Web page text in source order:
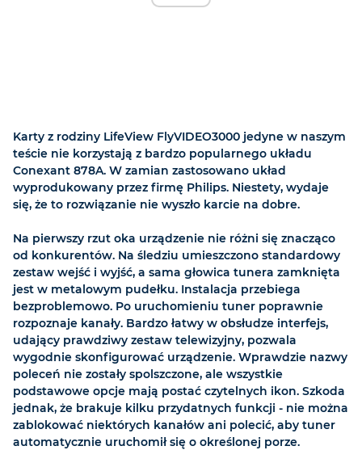
Karty z rodziny LifeView FlyVIDEO3000 jedyne w naszym
teście nie korzystają z bardzo popularnego układu
Conexant 878A. W zamian zastosowano układ
wyprodukowany przez firmę Philips. Niestety, wydaje
się, że to rozwiązanie nie wyszło karcie na dobre.
Na pierwszy rzut oka urządzenie nie różni się znacząco
od konkurentów. Na śledziu umieszczono standardowy
zestaw wejść i wyjść, a sama głowica tunera zamknięta
jest w metalowym pudełku. Instalacja przebiega
bezproblemowo. Po uruchomieniu tuner poprawnie
rozpoznaje kanały. Bardzo łatwy w obsłudze interfejs,
udający prawdziwy zestaw telewizyjny, pozwala
wygodnie skonfigurować urządzenie. Wprawdzie nazwy
poleceń nie zostały spolszczone, ale wszystkie
podstawowe opcje mają postać czytelnych ikon. Szkoda
jednak, że brakuje kilku przydatnych funkcji - nie można
zablokować niektórych kanałów ani polecić, aby tuner
automatycznie uruchomił się o określonej porze.